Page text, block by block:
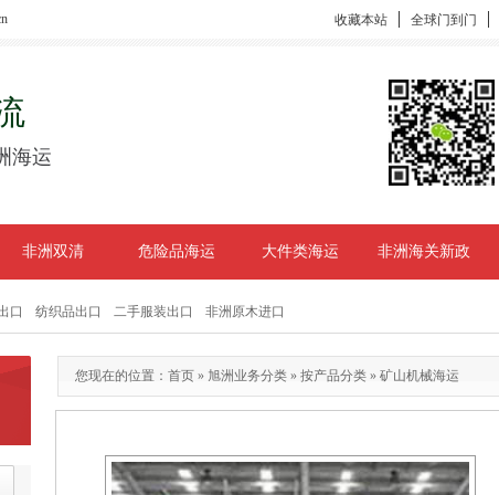
收藏本站 全球门到门
海运
非洲双清 危险品海运 大件类海运 非洲海关新政
口 纺织品出口 二手服装出口 非洲原木进口
您现在的位置： 首页 » 旭洲业务分类 » 按产品分类 » 矿山机械海运